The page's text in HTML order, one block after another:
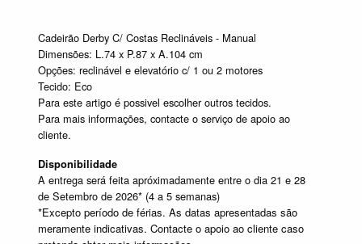
Cadeirão Derby C/ Costas Reclináveis - Manual
Dimensões: L.74 x P.87 x A.104 cm
Opções: reclinável e elevatório c/ 1 ou 2 motores
Tecido: Eco
Para este artigo é possivel escolher outros tecidos.
Para mais informações, contacte o serviço de apoio ao
cliente.
Disponibilidade
A entrega será feita apróximadamente entre o dia 21 e 28
de Setembro de 2026* (4 a 5 semanas)
*Excepto período de férias. As datas apresentadas são
meramente indicativas. Contacte o apoio ao cliente caso